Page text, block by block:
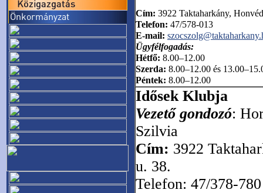
Cím: 3922 Taktaharkány,
Telefon: 47/578-013
E-mail:
Ügyfélfogadás:
Hétfő: 8.00–12.00
Szerda: 8.00–12.00 és
Péntek: 8.00–12.00
Idősek Klubja
Vezető gondozó:
Szilvia
Cím: 3922
u. 38.
Telefon: 47/378-780